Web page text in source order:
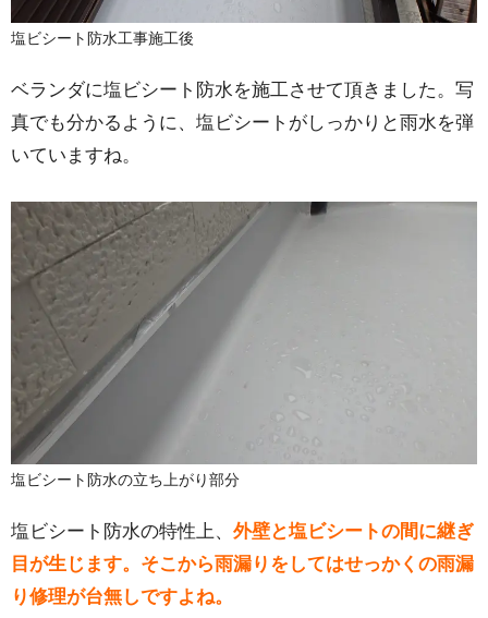
塩ビシート防水工事施工後
ベランダに塩ビシート防水を施工させて頂きました。写
真でも分かるように、塩ビシートがしっかりと雨水を弾
いていますね。
塩ビシート防水の立ち上がり部分
塩ビシート防水の特性上、 外壁と塩ビシートの間に継ぎ
目が生じます。そこから雨漏りをしてはせっかくの雨漏
り修理が台無しですよね。